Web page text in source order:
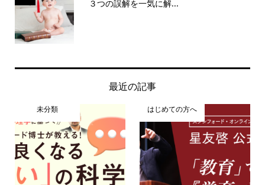
３つの誤解を一気に解...
最近の記事
未分類 はじめての方へ